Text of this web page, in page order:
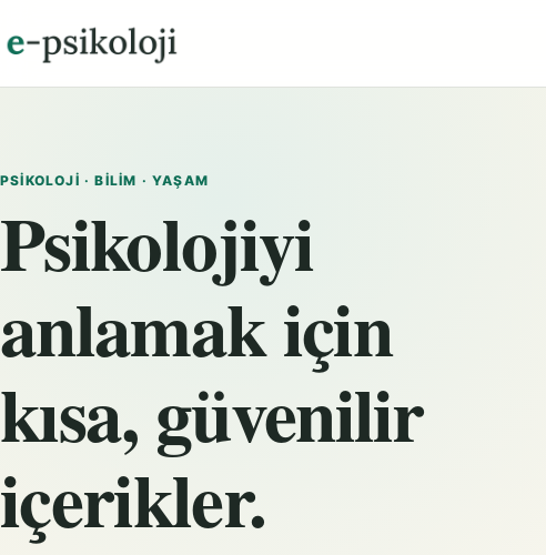
PSIKOLOJI · BILIM · YAŞAM
Psikolojiyi
anlamak için
kısa, güvenilir
içerikler.